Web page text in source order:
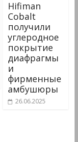
Hifiman
Cobalt
получили
углеродное
покрытие
диафрагмы
и
фирменные
амбушюры
26.06.2025